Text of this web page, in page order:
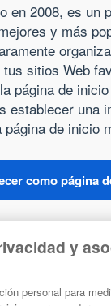
en 2008, es un
y más
sitios Web
página de
establecer una
página de inicio
como página
y
personal para